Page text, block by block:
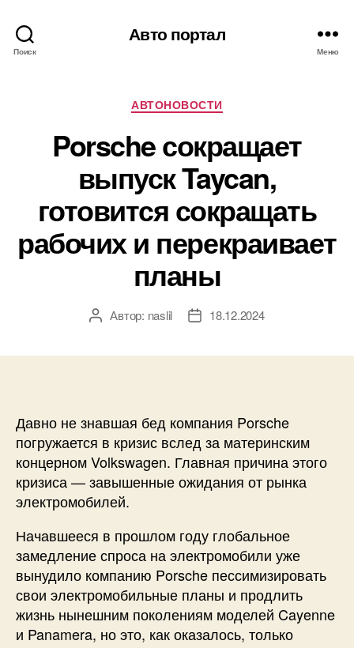
Поиск
Авто портал
Меню
Рубрики
АВТОНОВОСТИ
Porsche сокращает
выпуск Taycan,
готовится сокращать
рабочих и перекраивает
планы
АвторАвтор: naslil
Дата18.12.2024
Давно не знавшая бед компания Porsche
погружается в кризис вслед за материнским
концерном Volkswagen. Главная причина этого
кризиса — завышенные ожидания от рынка
электромобилей.
Начавшееся в прошлом году глобальное
замедление спроса на электромобили уже
вынудило компанию Porsche пессимизировать
свои электромобильные планы и продлить
жизнь нынешним поколениям моделей Cayenne
и Panamera, но это, как оказалось, только